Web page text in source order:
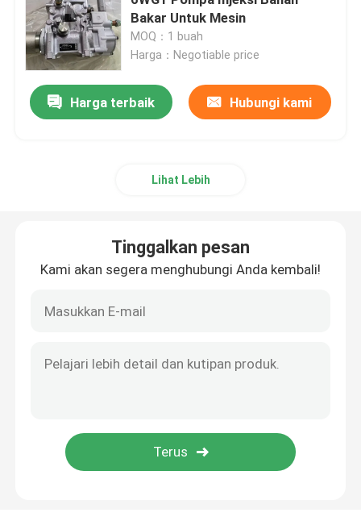
Gearbox Perjalanan Ekskavator
Peredam Ayunan Excavator
Suku Cadang Listrik Ekskavator
Bagian Kabin Ekskavator
Bakar Untuk Mesin
MOQ：1 buah
Harga：Negotiable price
Harga terbaik Hubungi kami
Lihat Lebih
Tinggalkan pesan
Kami akan segera menghubungi Anda kembali!